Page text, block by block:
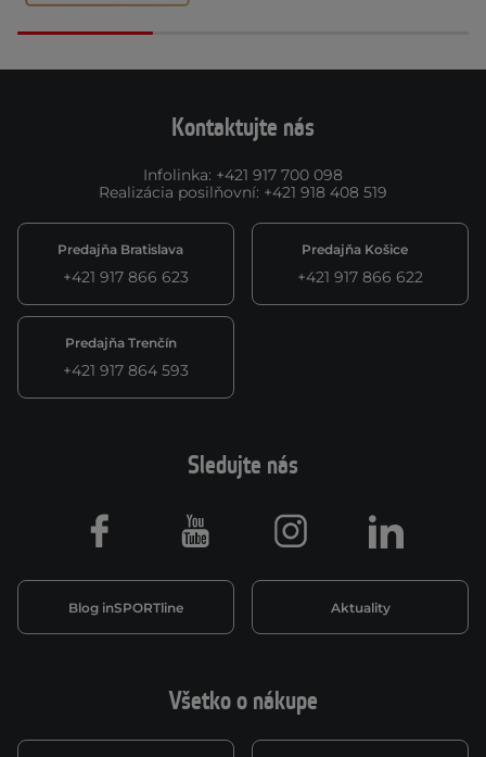
Kontaktujte nás
Infolinka: +421 917 700 098
Realizácia posilňovní: +421 918 408 519
Predajňa Bratislava
+421 917 866 623
Predajňa Košice
+421 917 866 622
Predajňa Trenčín
+421 917 864 593
Všetko o nákupe
Sledujte nás
Blog inSPORTline Aktuality
Facebook Youtube Instagram LinkedIn